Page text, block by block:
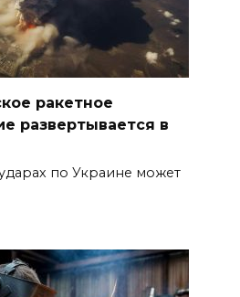
ракетное
развертывается в
по Украине может